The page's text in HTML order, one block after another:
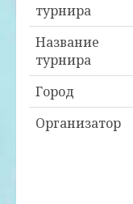
турнира
Название
турнира
Город
Организатор